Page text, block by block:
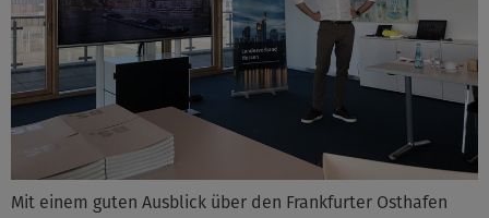
Mit einem guten Ausblick über den Frankfurter Osthafen